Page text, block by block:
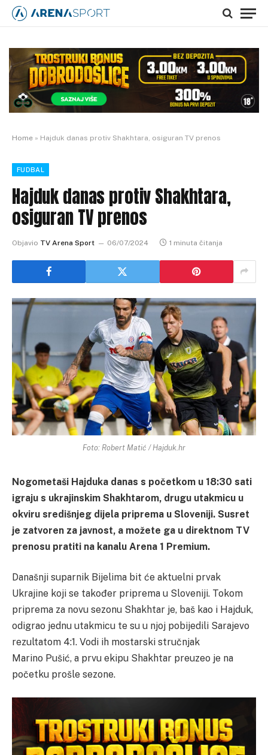
Home » Hajduk danas protiv Shakhtara, osiguran TV prenos
FUDBAL
Hajduk danas protiv Shakhtara,
osiguran TV prenos
Objavio TV Arena Sport 06/07/2024 1 minuta čitanja
Foto: Robert Matić / Hajduk.hr
Nogometaši Hajduka danas s početkom u 18:30 sati
igraju s ukrajinskim Shakhtarom, drugu utakmicu u
okviru središnjeg dijela priprema u Sloveniji. Susret
je zatvoren za javnost, a možete ga u direktnom TV
prenosu pratiti na kanalu Arena 1 Premium.
Današnji suparnik Bijelima bit će aktuelni prvak
Ukrajine koji se također priprema u Sloveniji. Tokom
priprema za novu sezonu Shakhtar je, baš kao i Hajduk,
odigrao jednu utakmicu te su u njoj pobijedili Sarajevo
rezultatom 4:1. Vodi ih mostarski stručnjak
Marino Pušić, a prvu ekipu Shakhtar preuzeo je na
početku prošle sezone.